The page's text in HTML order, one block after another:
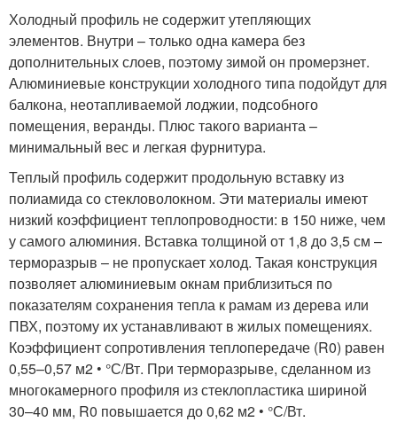
Холодный профиль не содержит утепляющих
элементов. Внутри – только одна камера без
дополнительных слоев, поэтому зимой он промерзнет.
Алюминиевые конструкции холодного типа подойдут для
балкона, неотапливаемой лоджии, подсобного
помещения, веранды. Плюс такого варианта –
минимальный вес и легкая фурнитура.
Теплый профиль содержит продольную вставку из
полиамида со стекловолокном. Эти материалы имеют
низкий коэффициент теплопроводности: в 150 ниже, чем
у самого алюминия. Вставка толщиной от 1,8 до 3,5 см –
терморазрыв – не пропускает холод. Такая конструкция
позволяет алюминиевым окнам приблизиться по
показателям сохранения тепла к рамам из дерева или
ПВХ, поэтому их устанавливают в жилых помещениях.
Коэффициент сопротивления теплопередаче (R0) равен
0,55–0,57 м2 • °С/Вт. При терморазрыве, сделанном из
многокамерного профиля из стеклопластика шириной
30–40 мм, R0 повышается до 0,62 м2 • °С/Вт.